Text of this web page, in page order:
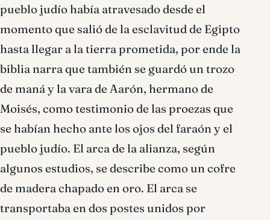
pueblo judío había atravesado desde el
momento que salió de la esclavitud de Egipto
hasta llegar a la tierra prometida, por ende la
biblia narra que también se guardó un trozo
de maná y la vara de Aarón, hermano de
Moisés, como testimonio de las proezas que
se habían hecho ante los ojos del faraón y el
pueblo judío. El arca de la alianza, según
algunos estudios, se describe como un cofre
de madera chapado en oro. El arca se
transportaba en dos postes unidos por